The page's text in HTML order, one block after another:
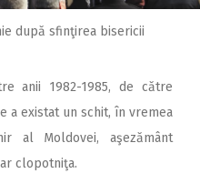
după sfinţirea bisericii
anii 1982-1985, de către
a existat un schit, în vremea
al Moldovei, aşezământ
clopotniţa.